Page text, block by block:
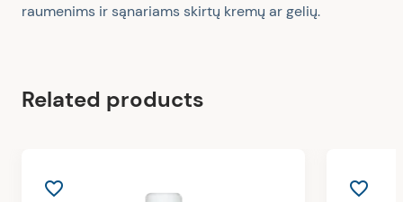
raumenims ir sąnariams skirtų kremų ar gelių.
Related products
favorite_border favorite_border